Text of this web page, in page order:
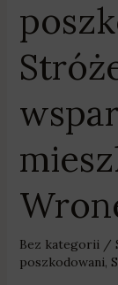
Bez kategorii /
poszkodowani